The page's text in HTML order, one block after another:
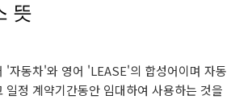
뜻
'자동차'와 영어 'LEASE'의 합성어이며 자동
일정 계약기간동안 임대하여 사용하는 것을